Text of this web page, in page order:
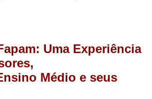
Uma Experiência
Médio e seus